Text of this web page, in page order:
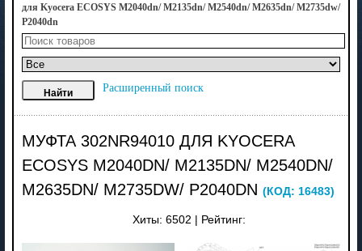
для Kyocera ECOSYS M2040dn/ M2135dn/ M2540dn/ M2635dn/ M2735dw/
P2040dn
Расширенный поиск
МУФТА 302NR94010 ДЛЯ KYOCERA
ECOSYS M2040DN/ M2135DN/ M2540DN/
M2635DN/ M2735DW/ P2040DN (КОД: 16483)
Хиты: 6502 Рейтинг: